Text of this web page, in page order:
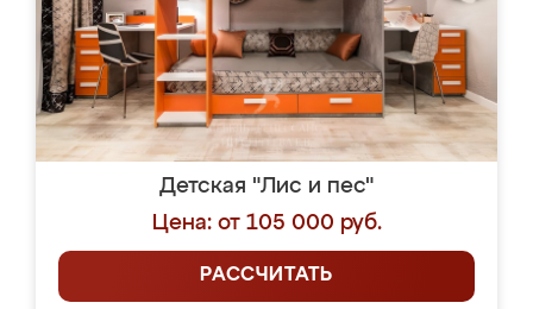
Детская "Лис и пес"
Цена: от 105 000 руб.
РАССЧИТАТЬ